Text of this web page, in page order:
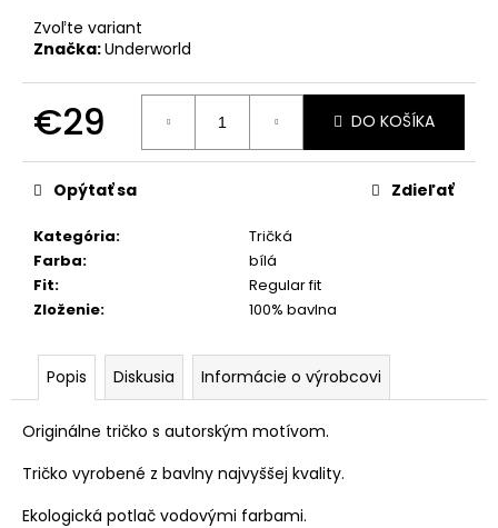
Zvoľte variant
Značka:Underworld
€29
cena:
DO KOŠÍKA
Kategória:
Tričká
Farba:
bílá
Fit:
Regular fit
Zloženie: 100% bavlna
Opýtať sa Zdieľať
Popis Diskusia Informácie o výrobcovi
Originálne tričko s autorským motívom.
Tričko vyrobené z bavlny najvyššej kvality.
Ekologická potlač vodovými farbami.